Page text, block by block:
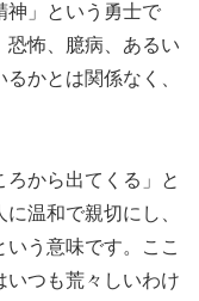
神」という勇士で
恐怖、臆病、あるい
かとは関係なく、
から出てくる」と
温和で親切にし、
う意味です。ここ
いつも荒々しいわけ